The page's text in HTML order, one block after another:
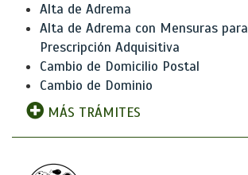
Alta de Adrema
Alta de Adrema con Mensuras para
Prescripción Adquisitiva
Cambio de Domicilio Postal
Cambio de Dominio
MÁS TRÁMITES